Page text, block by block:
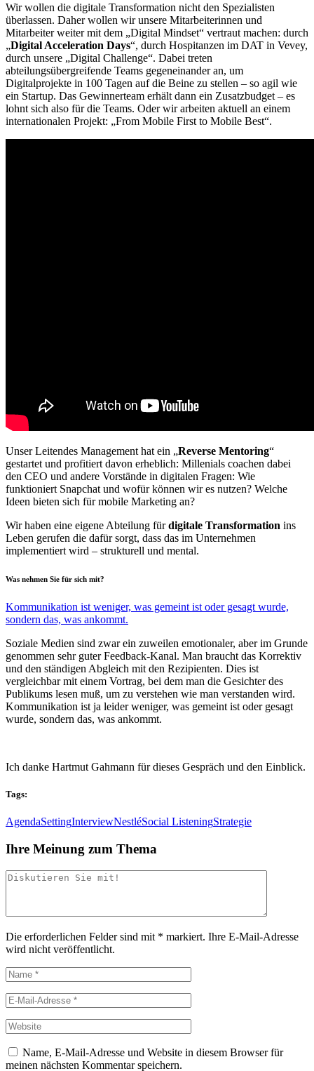
Wir wollen die digitale Transformation nicht den Spezialisten
überlassen. Daher wollen wir unsere Mitarbeiterinnen und
Mitarbeiter weiter mit dem „Digital Mindset“ vertraut machen: durch
„Digital Acceleration Days“, durch Hospitanzen im DAT in Vevey,
durch unsere „Digital Challenge“. Dabei treten
abteilungsübergreifende Teams gegeneinander an, um
Digitalprojekte in 100 Tagen auf die Beine zu stellen – so agil wie
ein Startup. Das Gewinnerteam erhält dann ein Zusatzbudget – es
lohnt sich also für die Teams. Oder wir arbeiten aktuell an einem
internationalen Projekt: „From Mobile First to Mobile Best“.
Unser Leitendes Management hat ein „Reverse Mentoring“
gestartet und profitiert davon erheblich: Millenials coachen dabei
den CEO und andere Vorstände in digitalen Fragen: Wie
funktioniert Snapchat und wofür können wir es nutzen? Welche
Ideen bieten sich für mobile Marketing an?
Wir haben eine eigene Abteilung fürdigitale Transformation ins
Leben gerufen die dafür sorgt, dass das im Unternehmen
implementiert wird – strukturell und mental.
Was nehmen Sie für sich mit?
Kommunikation ist weniger, was gemeint ist oder gesagt wurde,
sondern das, was ankommt.
Soziale Medien sind zwar ein zuweilen emotionaler, aber im Grunde
genommen sehr guter Feedback-Kanal. Man braucht das Korrektiv
und den ständigen Abgleich mit den Rezipienten. Dies ist
vergleichbar mit einem Vortrag, bei dem man die Gesichter des
Publikums lesen muß, um zu verstehen wie man verstanden wird.
Kommunikation ist ja leider weniger, was gemeint ist oder gesagt
wurde, sondern das, was ankommt.
Ich danke Hartmut Gahmann für dieses Gespräch und den Einblick.
Tags:
AgendaSettingInterviewNestléSocial ListeningStrategie
Ihre Meinung zum Thema
Die erforderlichen Felder sind mit * markiert. Ihre E-Mail-Adresse
wird nicht veröffentlicht.
Name, E-Mail-Adresse und Website in diesem Browser für
meinen nächsten Kommentar speichern.